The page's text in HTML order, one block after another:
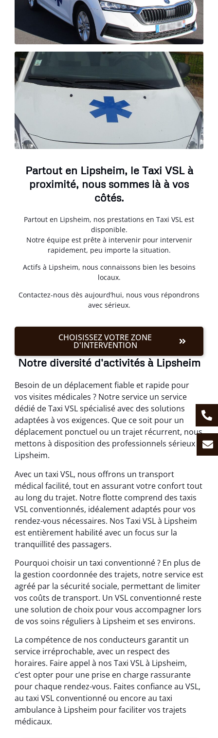
Partout en Lipsheim, le Taxi VSL à
proximité, nous sommes là à vos
côtés.
Partout en Lipsheim, nos prestations en Taxi VSL est
disponible.
Notre équipe est prête à intervenir pour intervenir
rapidement, peu importe la situation.
Actifs à Lipsheim, nous connaissons bien les besoins
locaux.
Contactez-nous dès aujourd’hui, nous vous répondrons
avec sérieux.
CHOISISSEZ VOTRE ZONE
D'INTERVENTION
Notre diversité d'activités à Lipsheim
Besoin de un déplacement fiable et rapide pour
vos visites médicales ? Notre service un service
dédié de Taxi VSL spécialisé avec des solutions
adaptées à vos exigences. Que ce soit pour un
déplacement ponctuel ou un trajet récurrent, nous
mettons à disposition des professionnels sérieux à
Lipsheim.
Avec un taxi VSL, nous offrons un transport
médical facilité, tout en assurant votre confort tout
au long du trajet. Notre flotte comprend des taxis
VSL conventionnés, idéalement adaptés pour vos
rendez-vous nécessaires. Nos Taxi VSL à Lipsheim
est entièrement habilité avec un focus sur la
tranquillité des passagers.
Pourquoi choisir un taxi conventionné ? En plus de
la gestion coordonnée des trajets, notre service est
agréé par la sécurité sociale, permettant de limiter
vos coûts de transport. Un VSL conventionné reste
une solution de choix pour vous accompagner lors
de vos soins réguliers à Lipsheim et ses environs.
La compétence de nos conducteurs garantit un
service irréprochable, avec un respect des
horaires. Faire appel à nos Taxi VSL à Lipsheim,
c’est opter pour une prise en charge rassurante
pour chaque rendez-vous. Faites confiance au VSL,
au taxi VSL conventionné ou encore au taxi
ambulance à Lipsheim pour faciliter vos trajets
médicaux.